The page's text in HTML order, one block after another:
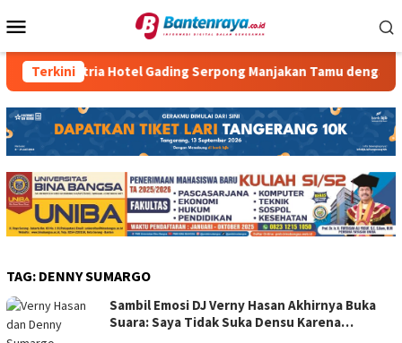
ke
Mobile
Terkini
Atria Hotel Gading Serpong Manjakan Tamu dengan Robot
TAG: DENNY SUMARGO
Sambil Emosi DJ Verny Hasan Akhirnya Buka
Suara: Saya Tidak Suka Densu Karena…